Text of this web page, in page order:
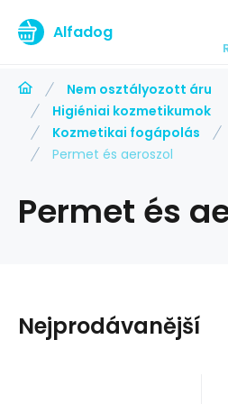
Alfadog
Nem osztályozott áru
Higiéniai kozmetikumok
Kozmetikai fogápolás
Permet és aeroszol
Permet és
Nejprodávanější